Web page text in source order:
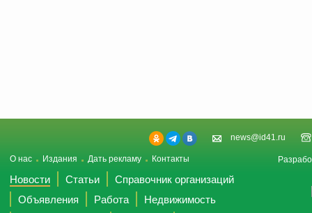
news@id41.ru
О нас Издания Дать рекламу Контакты
Новости Статьи
Справочник организаций
Объявления
Работа
Недвижимость